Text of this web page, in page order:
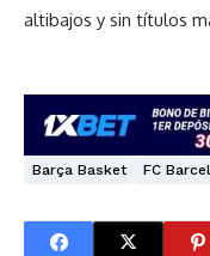
altibajos y sin títulos
Barça Basket FC